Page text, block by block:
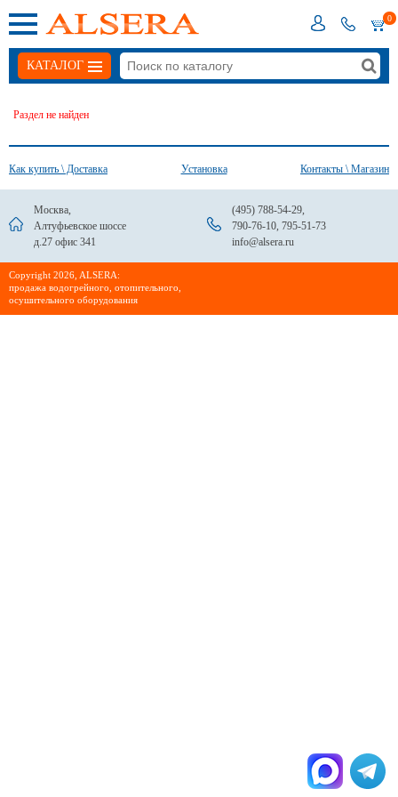
0
КАТАЛОГ
Раздел не найден
Как купить \ Доставка Установка Контакты \ Магазин
Москва,
Алтуфьевское шоссе
д.27 офис 341
(495) 788-54-29,
790-76-10, 795-51-73
info@alsera.ru
Сopyright 2026, ALSERA:
продажа водогрейного, отопительного,
осушительного оборудования